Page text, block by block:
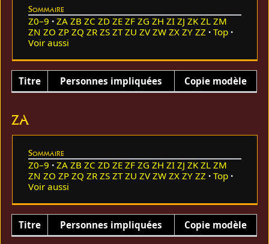
Sommaire
Z0–9 ZA ZB ZC ZD ZE ZF ZG ZH ZI ZJ ZK ZL ZM
ZN ZO ZP ZQ ZR ZS ZT ZU ZV ZW ZX ZY ZZ
Top
Voir aussi
Titre Personnes impliquées Copie modèle
ZA
Sommaire
Z0–9 ZA ZB ZC ZD ZE ZF ZG ZH ZI ZJ ZK ZL ZM
ZN ZO ZP ZQ ZR ZS ZT ZU ZV ZW ZX ZY ZZ
Top
Voir aussi
Titre Personnes impliquées Copie modèle